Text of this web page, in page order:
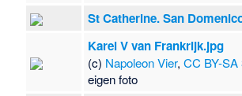
St Catherine. San
Karel V van Frankrijk.jpg
(c) Napoleon Vier,CC BY-SA
eigen foto